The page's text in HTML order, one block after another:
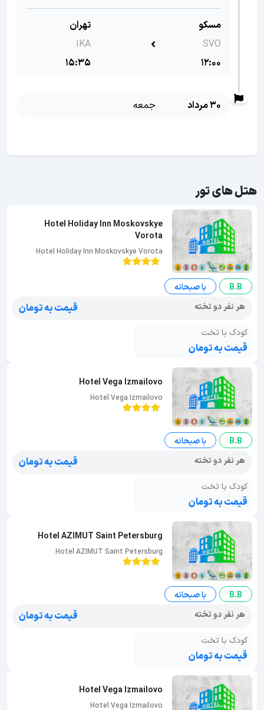
مسکو
SVO
12:00
تهران
IKA
15:35
30 مرداد جمعه
هتل های تور
Hotel Holiday Inn Moskovskye
Vorota
Hotel Holiday Inn Moskovskye Vorota
B.B
با صبحانه
هر نفر دو تخته
قیمت به تومان
کودک با تخت
قیمت به تومان
Hotel Vega Izmailovo
Hotel Vega Izmailovo
B.B
با صبحانه
هر نفر دو تخته
قیمت به تومان
کودک با تخت
قیمت به تومان
Hotel AZIMUT Saint Petersburg
Hotel AZIMUT Saint Petersburg
B.B
با صبحانه
هر نفر دو تخته
قیمت به تومان
کودک با تخت
قیمت به تومان
Hotel Vega Izmailovo
Hotel Vega Izmailovo